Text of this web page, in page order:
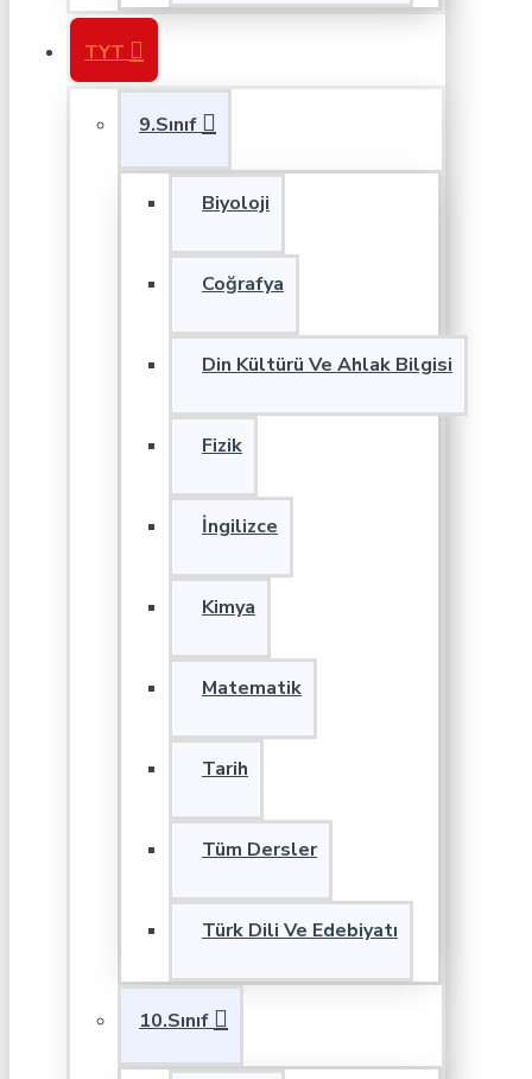
TYT
9.Sınıf
Biyoloji
Coğrafya
Din Kültürü Ve Ahlak Bilgisi
Fizik
İngilizce
Kimya
Matematik
Tarih
Tüm Dersler
Türk Dili Ve Edebiyatı
10.Sınıf